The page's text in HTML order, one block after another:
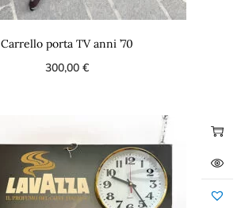
Carrello porta TV anni ’70
300,00€